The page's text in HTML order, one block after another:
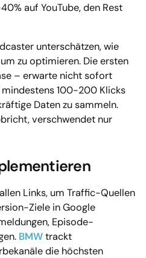
auf YouTube, den Rest
unterschätzen, wie
zu optimieren. Die ersten
– erwarte nicht sofort
100-200 Klicks
Daten zu sammeln.
verschwendet nur
Links, um Traffic-Quellen
Ziele in Google
Episode-
BMWtrackt
die höchsten